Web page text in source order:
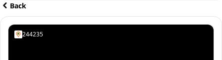
Back
244235